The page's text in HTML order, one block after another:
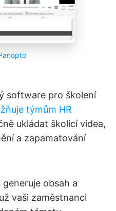
software pro školení
týmům HR
ukládat školicí videa,
a zapamatování
generuje obsah a
vaši zaměstnanci